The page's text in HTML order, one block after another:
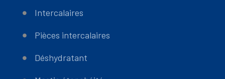
Intercalaires
Pièces intercalaires
Déshydratant